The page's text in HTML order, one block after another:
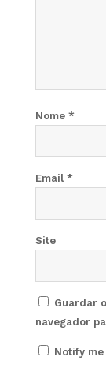
Nome *
Email *
Site
Guardar
navegador
Notify